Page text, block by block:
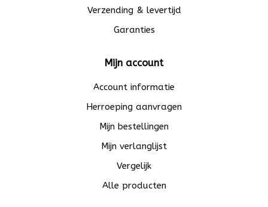
Verzending & levertijd
Garanties
Mijn account
Account informatie
Herroeping aanvragen
Mijn bestellingen
Mijn verlanglijst
Vergelijk
Alle producten